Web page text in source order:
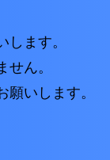
ます。
ん。
いします。